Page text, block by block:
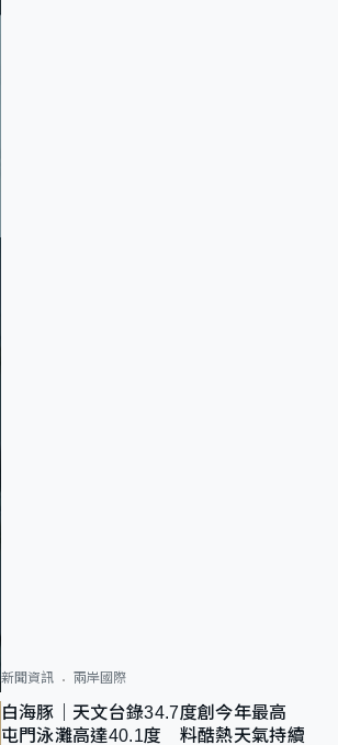
新聞資訊 兩岸國際
白海豚｜天文台錄34.7度創今年最高
屯門泳灘高達40.1度 料酷熱天氣持續